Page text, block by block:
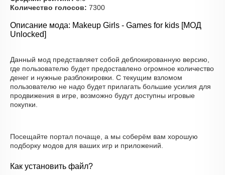
Количество голосов: 7300
Описание мода: Makeup Girls - Games for kids [МОД
Unlocked]
Данный мод представляет собой деблокированную версию,
где пользователю будет предоставлено огромное количество
денег и нужные разблокировки. С текущим взломом
пользователю не надо будет прилагать большие усилия для
продвижения в игре, возможно будут доступны игровые
покупки.
Посещайте портал почаще, а мы соберём вам хорошую
подборку модов для ваших игр и приложений.
Как установить файл?